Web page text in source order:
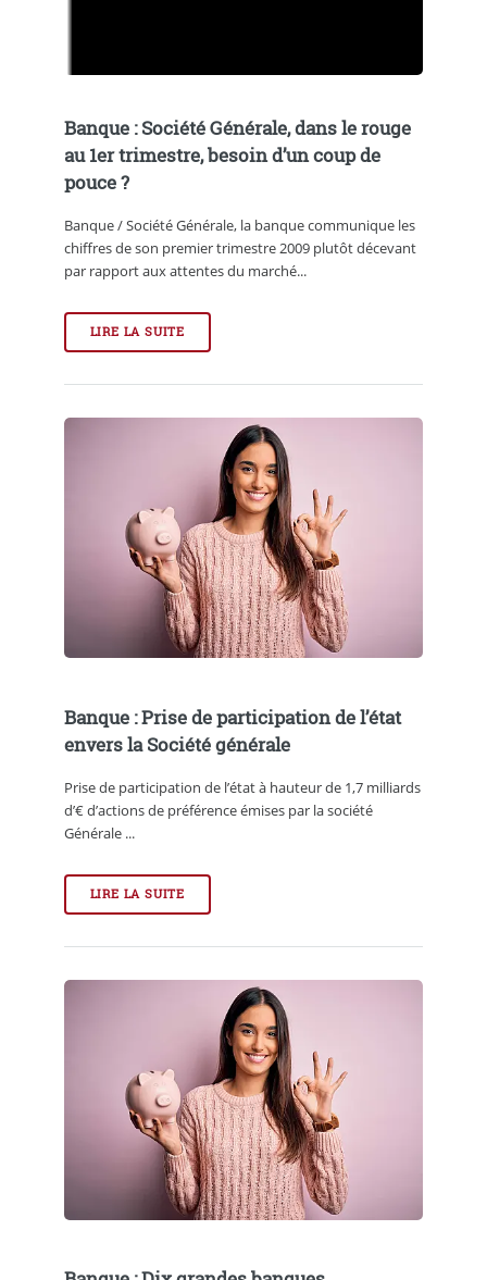
Banque : Société Générale, dans le rouge
au 1er trimestre, besoin d’un coup de
pouce ?
Banque / Société Générale, la banque communique les
chiffres de son premier trimestre 2009 plutôt décevant
par rapport aux attentes du marché...
LIRE LA SUITE
Banque : Prise de participation de l’état
envers la Société générale
Prise de participation de l’état à hauteur de 1,7 milliards
d’€ d’actions de préférence émises par la société
Générale ...
LIRE LA SUITE